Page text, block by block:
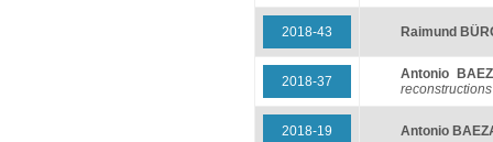
2018-43 Raimund
2018-37
Antonio
reconstructions
2018-19 Antonio